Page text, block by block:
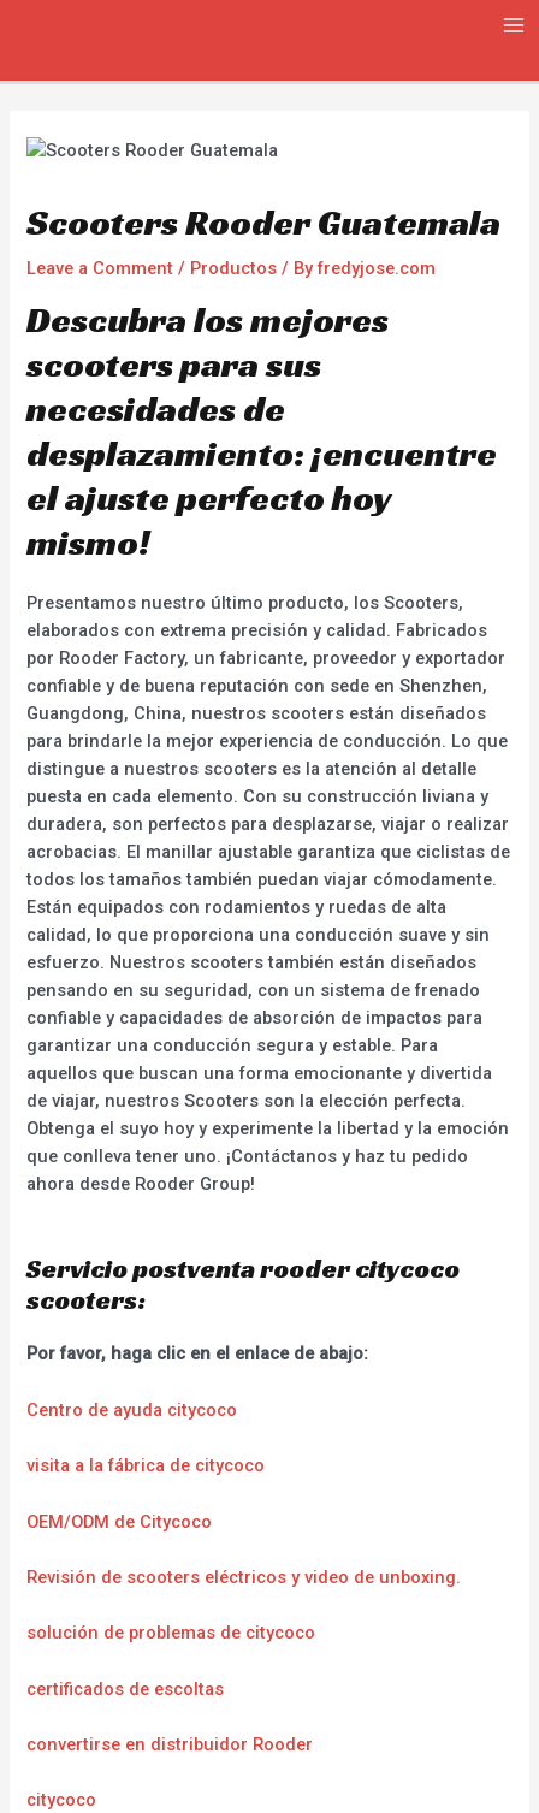
Scooters Rooder Guatemala
Leave a Comment / Productos / Byfredyjose.com
Descubra los mejores
scooters para sus
necesidades de
desplazamiento: ¡encuentre
el ajuste perfecto hoy
mismo!
Presentamos nuestro último producto, los Scooters,
elaborados con extrema precisión y calidad. Fabricados
por Rooder Factory, un fabricante, proveedor y exportador
confiable y de buena reputación con sede en Shenzhen,
Guangdong, China, nuestros scooters están diseñados
para brindarle la mejor experiencia de conducción. Lo que
distingue a nuestros scooters es la atención al detalle
puesta en cada elemento. Con su construcción liviana y
duradera, son perfectos para desplazarse, viajar o realizar
acrobacias. El manillar ajustable garantiza que ciclistas de
todos los tamaños también puedan viajar cómodamente.
Están equipados con rodamientos y ruedas de alta
calidad, lo que proporciona una conducción suave y sin
esfuerzo. Nuestros scooters también están diseñados
pensando en su seguridad, con un sistema de frenado
confiable y capacidades de absorción de impactos para
garantizar una conducción segura y estable. Para
aquellos que buscan una forma emocionante y divertida
de viajar, nuestros Scooters son la elección perfecta.
Obtenga el suyo hoy y experimente la libertad y la emoción
que conlleva tener uno. ¡Contáctanos y haz tu pedido
ahora desde Rooder Group!
Servicio postventa rooder citycoco
scooters:
Por favor, haga clic en el enlace de abajo:
Centro de ayuda citycoco
visita a la fábrica de citycoco
OEM/ODM de Citycoco
Revisión de scooters eléctricos y video de unboxing.
solución de problemas de citycoco
certificados de escoltas
convertirse en distribuidor Rooder
citycoco